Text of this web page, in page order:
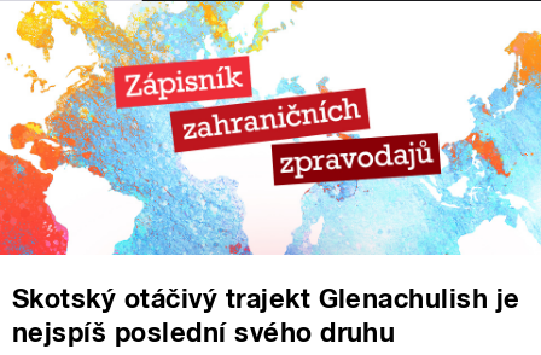
Skotský otáčivý trajekt Glenachulish je
nejspíš poslední svého druhu